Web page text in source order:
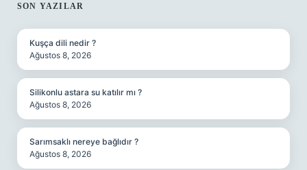
SIDEBAR
SON YAZILAR
Kuşça dili nedir ?
Ağustos 8, 2026
Silikonlu astara su katılır mı ?
Ağustos 8, 2026
Sarımsaklı nereye bağlıdır ?
Ağustos 8, 2026